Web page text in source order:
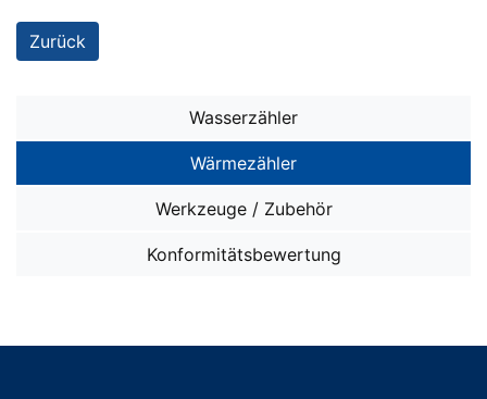
Zurück
Wasserzähler
Wasserzähler SMART i OMS
Wasserzähler SMART M
Ventil-Installationen
Wärmezähler
Wärmezähler SMART W OMS
Wärmezähler ohne Funk
Werkzeuge / Zubehör
sonstiges ZUBEHÖR
Konformitätsbewertung